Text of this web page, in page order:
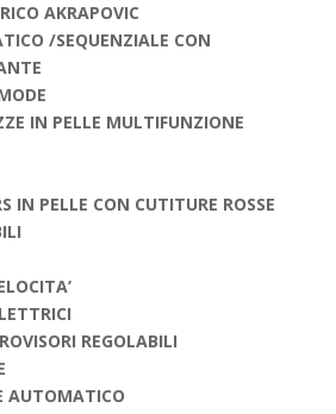
AKRAPOVIC
/SEQUENZIALE CON
IN PELLE MULTIFUNZIONE
IN PELLE CON CUTITURE ROSSE
REGOLABILI
AUTOMATICO